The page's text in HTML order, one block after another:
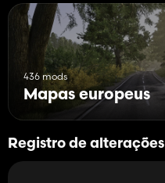
436 mods
Mapas europeus
Registro de alterações